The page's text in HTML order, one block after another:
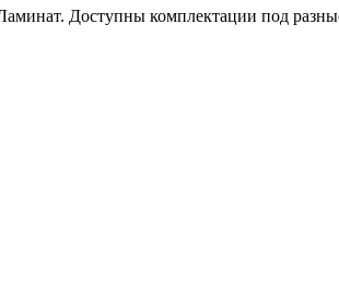
Доступны комплектации под